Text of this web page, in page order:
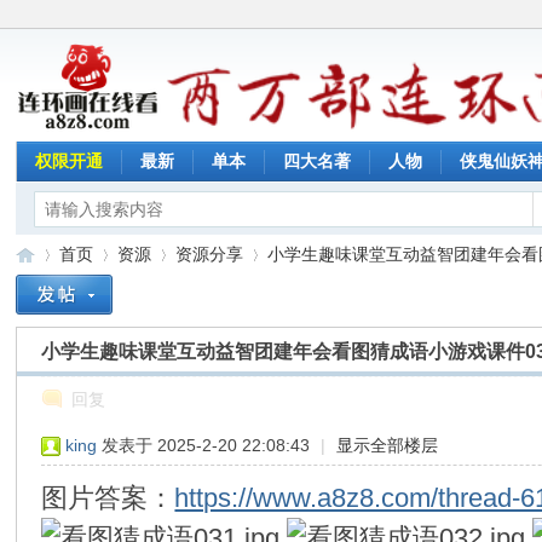
权限开通 最新 单本 四大名著 人物 侠鬼仙妖
»
首页
›
资源
›
资源分享
›
小学生趣味课堂互动益智团建年会
小学生趣味课堂互动益智团建年会看图猜成语小游戏课件
回复
king 发表于 2025-2-20 22:08:43 | 显示全部楼层
图片答案： https://www.a8z8.com/thread-